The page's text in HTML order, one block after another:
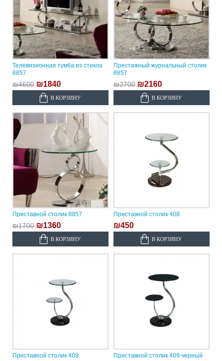
Телевизионная тумба из стекла
8857
₪4600 ₪1840
В КОРЗИНУ
Престижный журнальный столик
8857
₪2700 ₪2160
В КОРЗИНУ
Приставной столик 8857
₪1700 ₪1360
В КОРЗИНУ
Приставной столик 408
₪450
В КОРЗИНУ
Приставной столик 409 Приставной столик 409 черный